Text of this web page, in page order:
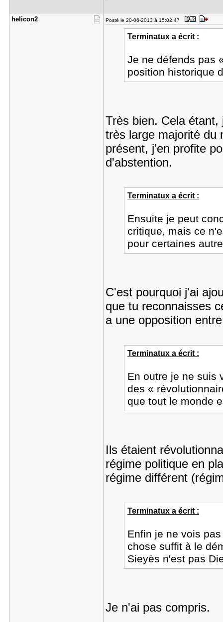
helicon2 Posté le 20-06-2013 à 15:02:47
Terminatux a écrit :
Je ne défends pas
position historique
Très bien. Cela
très large majorité du
présent, j'en profite
d'abstention.
Terminatux a écrit :
Ensuite je peut
critique, mais ce
pour certaines
C'est pourquoi j'ai
que tu reconnaisses
a une opposition
Terminatux a écrit :
En outre je ne suis
des «
que tout le monde
Ils étaient
régime politique en
régime différent
Terminatux a écrit :
Enfin je ne vois
chose suffit à le
Sieyès n'est pas
Je n'ai pas compris.